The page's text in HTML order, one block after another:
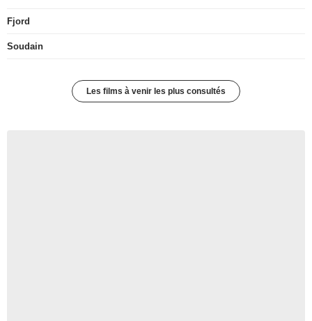
Fjord
Soudain
Les films à venir les plus consultés